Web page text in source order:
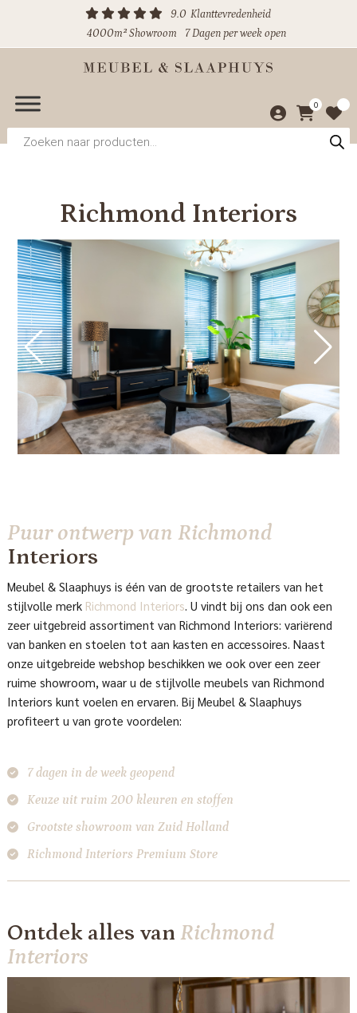
9.0 Klanttevredenheid
4000m² Showroom
7 Dagen per week open
0
Producten
zoeken
Richmond Interiors
Puur ontwerp van Richmond
Interiors
Meubel & Slaaphuys is één van de grootste retailers van het
stijlvolle merk Richmond Interiors . U vindt bij ons dan ook een
zeer uitgebreid assortiment van Richmond Interiors: variërend
van banken en stoelen tot aan kasten en accessoires. Naast
onze uitgebreide webshop beschikken we ook over een zeer
ruime showroom, waar u de stijlvolle meubels van Richmond
Interiors kunt voelen en ervaren. Bij Meubel & Slaaphuys
profiteert u van grote voordelen:
7 dagen in de week geopend
Keuze uit ruim 200 kleuren en stoffen
Grootste showroom van Zuid Holland
Richmond Interiors Premium Store
Ontdek alles van Richmond
Interiors